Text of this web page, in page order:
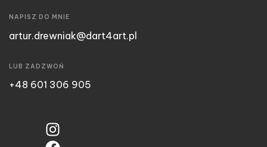
NAPISZ DO MNIE
artur.drewniak@dart4art.pl
LUB ZADZWOŃ
+48 601 306 905